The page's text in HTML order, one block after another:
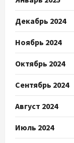
Декабрь 2024
Ноябрь 2024
Октябрь 2024
Сентябрь 2024
Август 2024
Июль 2024